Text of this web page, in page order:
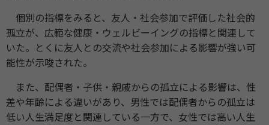
個別の指標をみると、友人・社会参加で評価した社会的
孤立が、広範な健康・ウェルビーイングの指標と関連して
いた。とくに友人との交流や社会参加による影響が強い可
能性が示唆された。
また、配偶者・子供・親戚からの孤立による影響は、性
差や年齢による違いがあり、男性では配偶者からの孤立は
低い人生満足度と関連している一方で、女性では高い人生